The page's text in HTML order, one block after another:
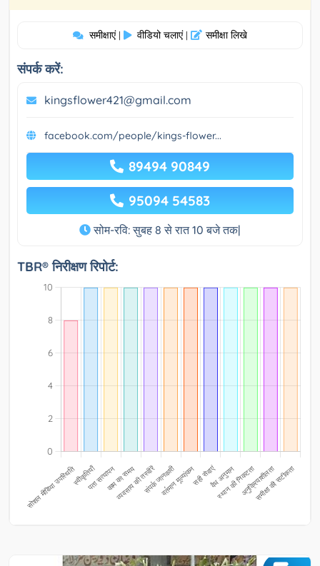
समीक्षाएं | वीडियो चलाएं | समीक्षा लिखे
संपर्क करें:
kingsflower421@gmail.com
facebook.com/people/kings-flower...
89494 90849
95094 54583
सोम-रवि: सुबह 8 से रात 10 बजे तक|
TBR® निरीक्षण रिपोर्ट: